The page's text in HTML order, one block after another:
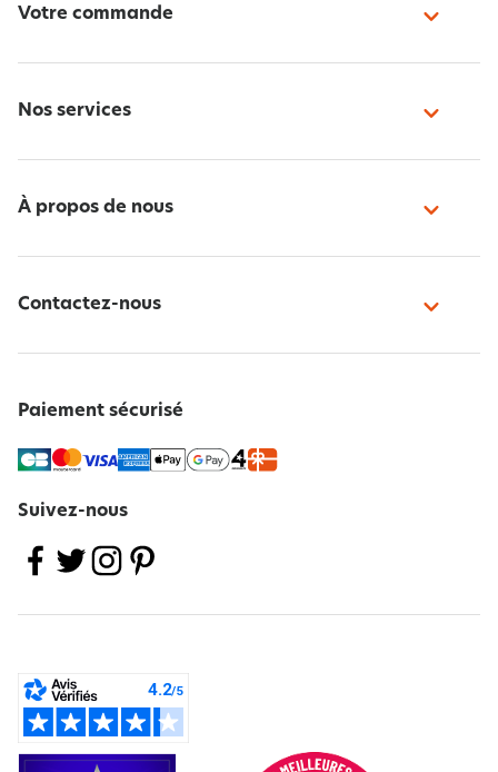
Votre commande
Nos services
À propos de nous
Contactez-nous
Paiement sécurisé
Suivez-nous